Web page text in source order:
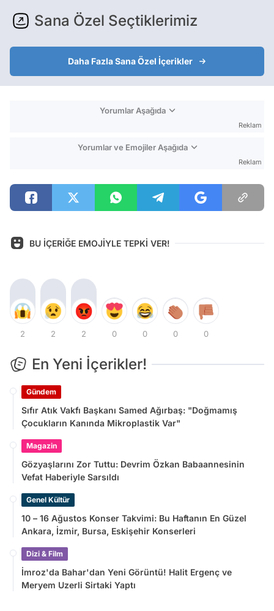
Sana Özel Seçtiklerimiz
Daha Fazla Sana Özel İçerikler
Yorumlar Aşağıda
Reklam
Yorumlar ve Emojiler Aşağıda
Reklam
BU İÇERİĞE EMOJİYLE TEPKİ VER!
2 2 2 0 0 0 0
En Yeni İçerikler!
Gündem
Sıfır Atık Vakfı Başkanı Samed Ağırbaş: "Doğmamış
Çocukların Kanında Mikroplastik Var"
Magazin
Gözyaşlarını Zor Tuttu: Devrim Özkan Babaannesinin
Vefat Haberiyle Sarsıldı
Genel Kültür
10 – 16 Ağustos Konser Takvimi: Bu Haftanın En Güzel
Ankara, İzmir, Bursa, Eskişehir Konserleri
Dizi & Film
İmroz'da Bahar'dan Yeni Görüntü! Halit Ergenç ve
Meryem Uzerli Sirtaki Yaptı